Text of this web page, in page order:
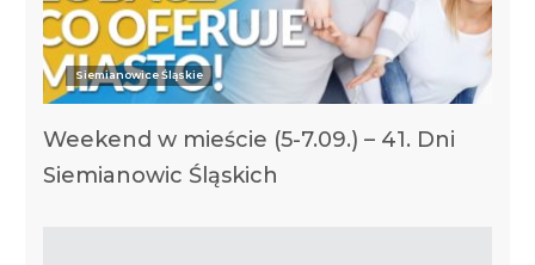
Siemianowice Śląskie
Weekend w mieście (5-7.09.) – 41. Dni
Siemianowic Śląskich